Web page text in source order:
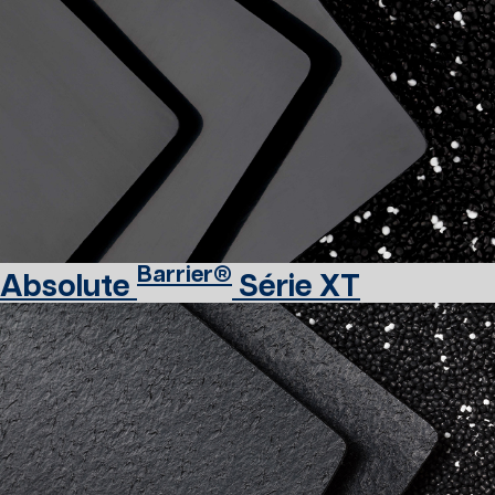
Absolute Barrier® Série XT